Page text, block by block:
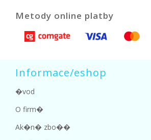
Metody online platby
Informace/eshop
�vod
O firm�
Ak�n� zbo��